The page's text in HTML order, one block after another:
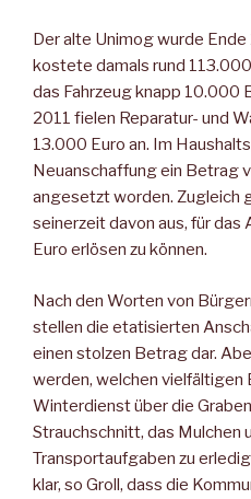
Der alte Unimog wurde
kostete damals rund
das Fahrzeug knapp 10.000
2011 fielen Reparatur- und
13.000 Euro an. Im
Neuanschaffung ein Betrag
angesetzt worden. Zugleich
seinerzeit davon aus, für
Euro erlösen zu können.
Nach den Worten von
stellen die etatisierten
einen stolzen Betrag dar.
werden, welchen vielfältigen
Winterdienst über die
Strauchschnitt, das Mulchen
Transportaufgaben zu
klar, so Groll, dass die